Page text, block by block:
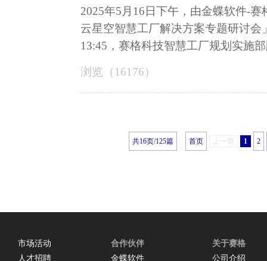
2025年5月16日下午，由金蝶软件-
云星空智慧工厂解决方案专题研讨
13:45，赛格科技智慧工厂规划实施
浏览（16176）
共16页/125篇 首页 上一页 1 2
市场活动
人才招聘
合作伙伴
金蝶软件
关于赛格
公司介绍